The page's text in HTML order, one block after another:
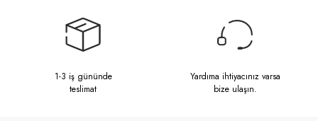
1-3 iş gününde
teslimat
Yardıma ihtiyacınız varsa
bize ulaşın.